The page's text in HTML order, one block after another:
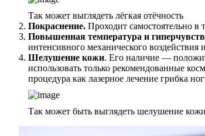
Так может выглядеть лёгкая отёчность
Покраснение. Проходит самостоятельно в
Повышенная температура и
интенсивного механического воздействия
Шелушение кожи. Его наличие —
использовать только рекомендованные
процедура как лазерное лечение грибка
Так может быть выглядеть шелушение